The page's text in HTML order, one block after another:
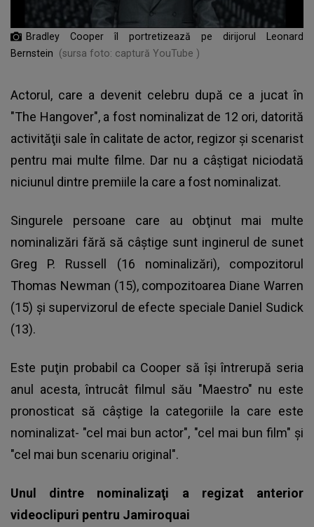
Bradley Cooper îl portretizează pe dirijorul Leonard
Bernstein
(sursa foto: captură YouTube )
Actorul, care a devenit celebru după ce a jucat în
"The Hangover", a fost nominalizat de 12 ori, datorită
activităţii sale în calitate de actor, regizor şi scenarist
pentru mai multe filme. Dar nu a câştigat niciodată
niciunul dintre premiile la care a fost nominalizat.
Singurele persoane care au obţinut mai multe
nominalizări fără să câştige sunt inginerul de sunet
Greg P. Russell (16 nominalizări), compozitorul
Thomas Newman (15), compozitoarea Diane Warren
(15) şi supervizorul de efecte speciale Daniel Sudick
(13).
Este puţin probabil ca Cooper să îşi întrerupă seria
anul acesta, întrucât filmul său "Maestro" nu este
pronosticat să câştige la categoriile la care este
nominalizat- "cel mai bun actor", "cel mai bun film" şi
"cel mai bun scenariu original".
Unul dintre nominalizaţi a regizat anterior
videoclipuri pentru Jamiroquai